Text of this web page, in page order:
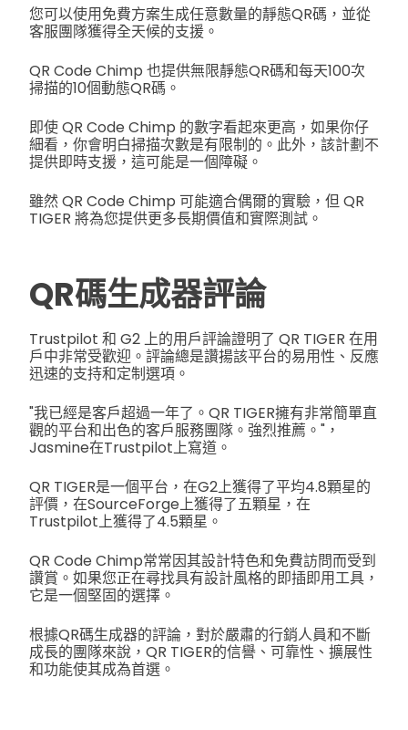
您可以使用免費方案生成任意數量的靜態QR碼，並從
客服團隊獲得全天候的支援。
QR Code Chimp 也提供無限靜態QR碼和每天100次
掃描的10個動態QR碼。
即使 QR Code Chimp 的數字看起來更高，如果你仔
細看，你會明白掃描次數是有限制的。此外，該計劃不
提供即時支援，這可能是一個障礙。
雖然 QR Code Chimp 可能適合偶爾的實驗，但 QR
TIGER 將為您提供更多長期價值和實際測試。
QR碼生成器評論
Trustpilot 和 G2 上的用戶評論證明了 QR TIGER 在用
戶中非常受歡迎。評論總是讚揚該平台的易用性、反應
迅速的支持和定制選項。
"我已經是客戶超過一年了。QR TIGER擁有非常簡單直
觀的平台和出色的客戶服務團隊。強烈推薦。"，
Jasmine在Trustpilot上寫道。
QR TIGER是一個平台，在G2上獲得了平均4.8顆星的
評價，在SourceForge上獲得了五顆星，在
Trustpilot上獲得了4.5顆星。
QR Code Chimp常常因其設計特色和免費訪問而受到
讚賞。如果您正在尋找具有設計風格的即插即用工具，
它是一個堅固的選擇。
根據QR碼生成器的評論，對於嚴肅的行銷人員和不斷
成長的團隊來說，QR TIGER的信譽、可靠性、擴展性
和功能使其成為首選。